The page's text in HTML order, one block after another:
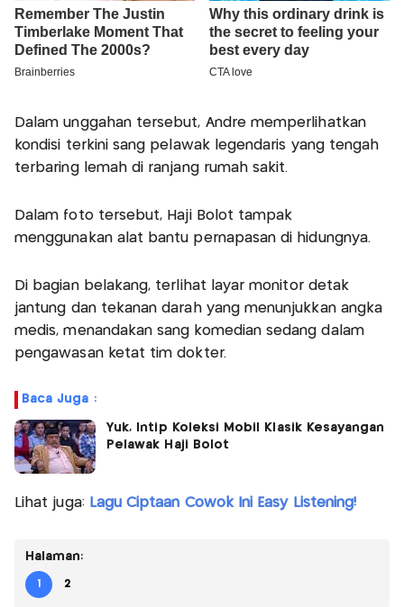
Dalam unggahan tersebut, Andre memperlihatkan
kondisi terkini sang pelawak legendaris yang tengah
terbaring lemah di ranjang rumah sakit.
Dalam foto tersebut, Haji Bolot tampak
menggunakan alat bantu pernapasan di hidungnya.
Di bagian belakang, terlihat layar monitor detak
jantung dan tekanan darah yang menunjukkan angka
medis, menandakan sang komedian sedang dalam
pengawasan ketat tim dokter.
Baca Juga :
Yuk, Intip Koleksi Mobil Klasik Kesayangan
Pelawak Haji Bolot
Lihat juga: Lagu Ciptaan Cowok Ini Easy Listening!
Halaman:
1 2